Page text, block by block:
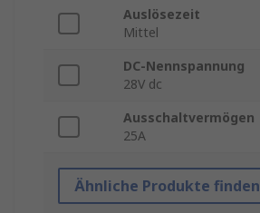
Auslösezeit
Mittel
DC-Nennspannung
28V dc
Ausschaltvermögen
25A
Ähnliche Produkte finden